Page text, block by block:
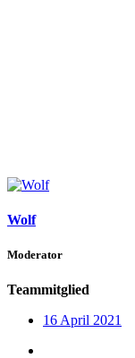
Wolf
Moderator
Teammitglied
16 April 2021